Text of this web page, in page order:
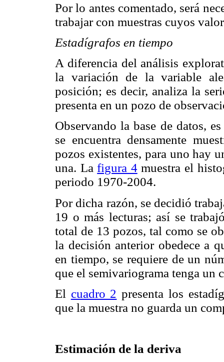
Por lo antes comentado, será
trabajar con muestras cuyos
Estadígrafos en tiempo
A diferencia del análisis
la variación de la variable
posición; es decir, analiza la
presenta en un pozo de
Observando la base de datos,
se encuentra densamente
pozos existentes, para uno hay
una. Lafigura 4muestra el
periodo 1970-2004.
Por dicha razón, se decidió
19 o más lecturas; así se
total de 13 pozos, tal como se
la decisión anterior obedece a
en tiempo, se requiere de un
que el semivariograma tenga un
El cuadro 2 presenta los
que la muestra no guarda un
Estimación de la deriva